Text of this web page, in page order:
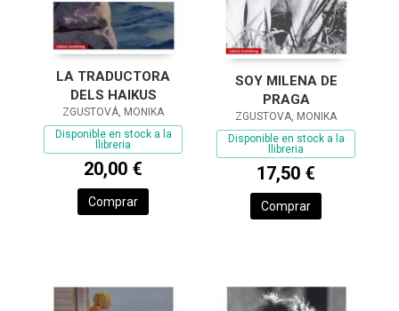
LA TRADUCTORA
DELS HAIKUS
ZGUSTOVÁ, MONIKA
Disponible en stock a la
llibreria
20,00 €
Comprar
SOY MILENA DE
PRAGA
ZGUSTOVA, MONIKA
Disponible en stock a la
llibreria
17,50 €
Comprar